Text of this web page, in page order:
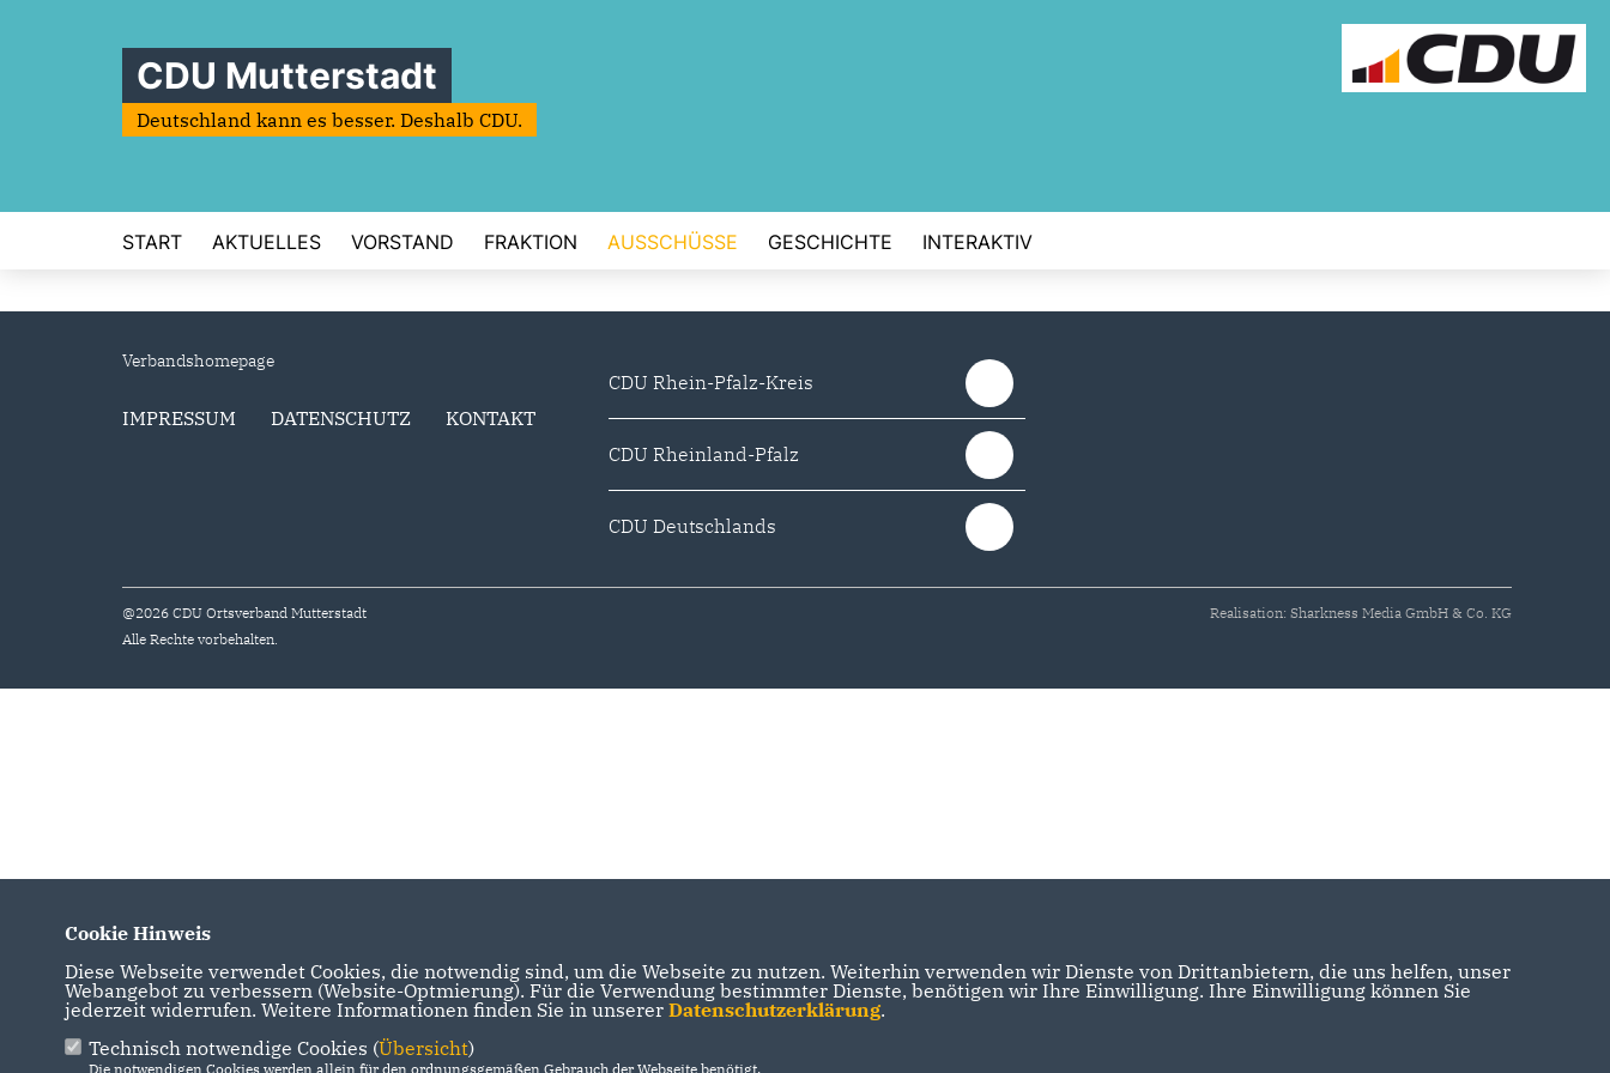
CDU Mutterstadt
Deutschland kann es besser. Deshalb CDU.
START AKTUELLES VORSTAND FRAKTION AUSSCHÜSSE GESCHICHTE INTERAKTIV
Verbandshomepage
IMPRESSUM DATENSCHUTZ KONTAKT
CDU Rhein-Pfalz-Kreis
CDU Rheinland-Pfalz
CDU Deutschlands
@2026 CDU Ortsverband Mutterstadt
Alle Rechte vorbehalten.
Realisation: Sharkness Media GmbH & Co. KG
Cookie Hinweis
Diese Webseite verwendet Cookies, die notwendig sind, um die Webseite zu nutzen. Weiterhin verwenden wir Dienste von Drittanbietern, die uns helfen, unser
Webangebot zu verbessern (Website-Optmierung). Für die Verwendung bestimmter Dienste, benötigen wir Ihre Einwilligung. Ihre Einwilligung können Sie
jederzeit widerrufen. Weitere Informationen finden Sie in unserer Datenschutzerklärung.
Technisch notwendige Cookies (Übersicht)
Die notwendigen Cookies werden allein für den ordnungsgemäßen Gebrauch der Webseite benötigt.